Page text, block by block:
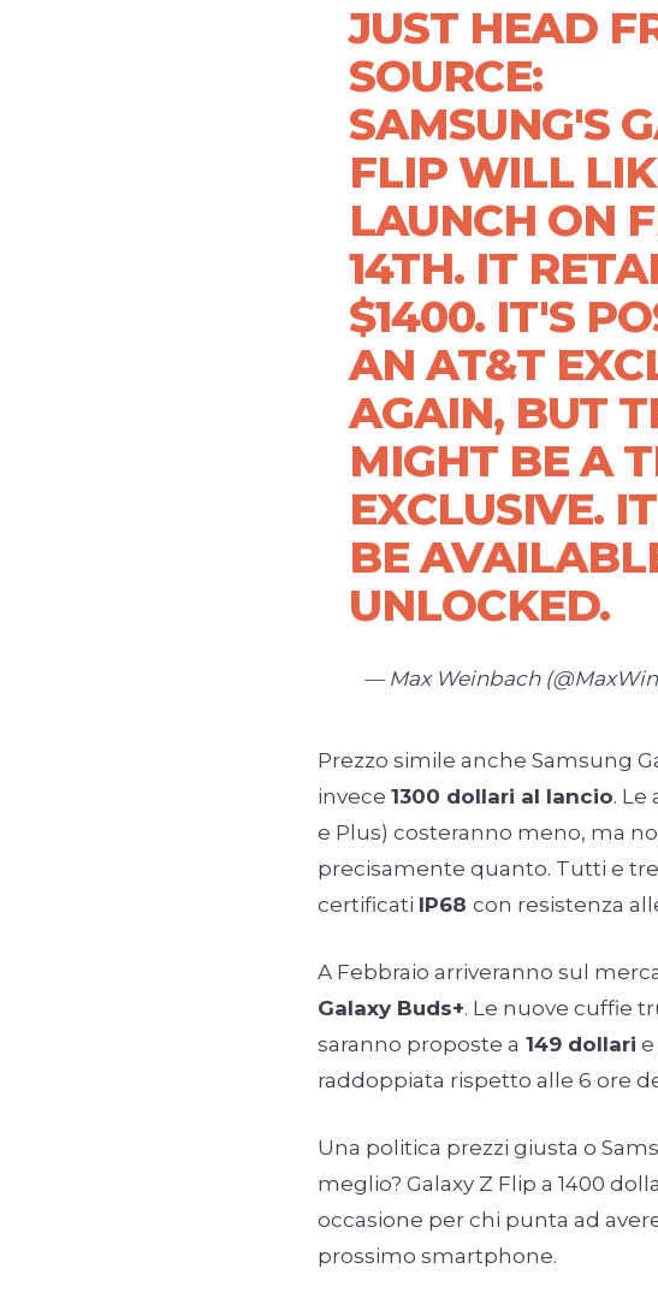
JUST HEAD
SOURCE:
SAMSUNG'S
FLIP WILL
LAUNCH ON
14TH. IT
$1400. IT'S
AN AT&T
AGAIN, BUT
MIGHT BE A
EXCLUSIVE.
BE
UNLOCKED.
— Max Weinbach
Prezzo simile anche Samsung
invece 1300 dollari al lancio. Le
e Plus) costeranno meno, ma
precisamente quanto. Tutti e
certificati IP68 con resistenza
A Febbraio arriveranno sul
Galaxy Buds+. Le nuove cuffie
saranno proposte a 149 dollari
raddoppiata rispetto alle 6 ore
Una politica prezzi giusta o
meglio? Galaxy Z Flip a 1400
occasione per chi punta ad
prossimo smartphone.